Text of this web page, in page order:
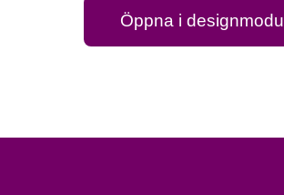
Öppna i designmodul